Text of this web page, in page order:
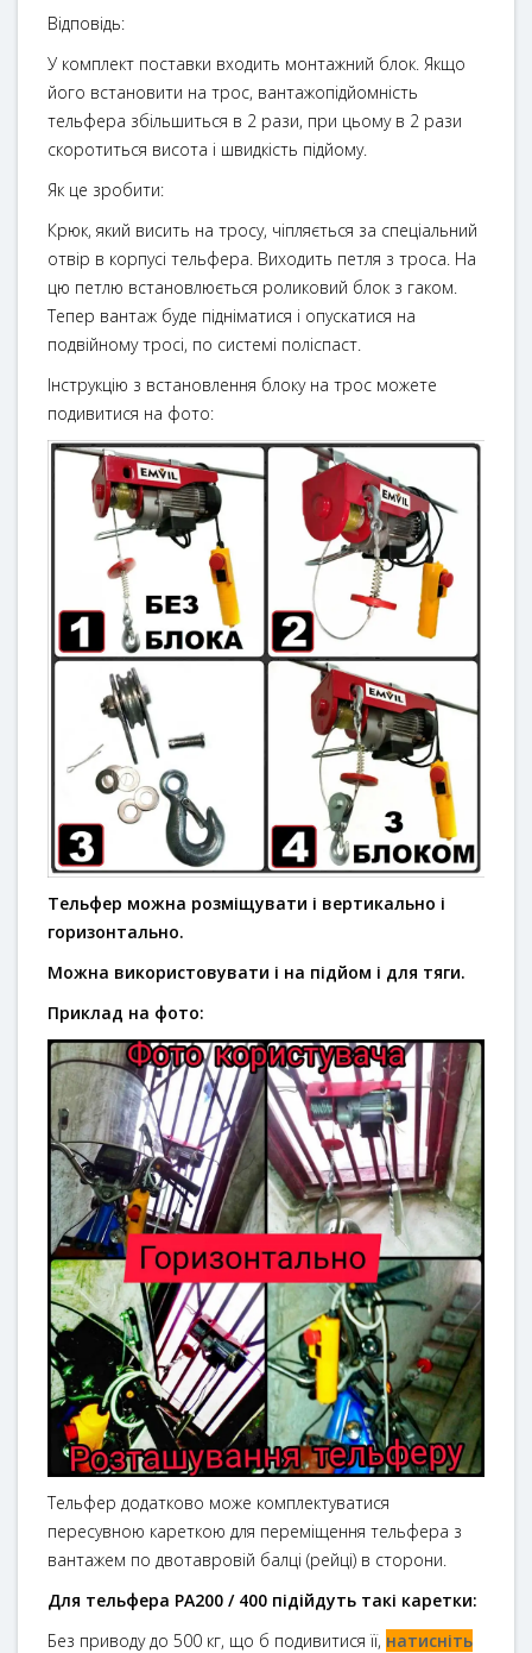
Відповідь:
У комплект поставки входить монтажний блок. Якщо
його встановити на трос, вантажопідйомність
тельфера збільшиться в 2 рази, при цьому в 2 рази
скоротиться висота і швидкість підйому.
Як це зробити:
Крюк, який висить на тросу, чіпляється за спеціальний
отвір в корпусі тельфера. Виходить петля з троса. На
цю петлю встановлюється роликовий блок з гаком.
Тепер вантаж буде підніматися і опускатися на
подвійному тросі, по системі поліспаст.
Інструкцію з встановлення блоку на трос можете
подивитися на фото:
Тельфер можна розміщувати і вертикально і
горизонтально.
Можна використовувати і на підйом і для тяги.
Приклад на фото:
Тельфер додатково може комплектуватися
пересувною кареткою для переміщення тельфера з
вантажем по двотавровій балці (рейці) в сторони.
Для тельфера РА200 / 400 підійдуть такі каретки:
Без приводу до 500 кг, що б подивитися її, натисніть